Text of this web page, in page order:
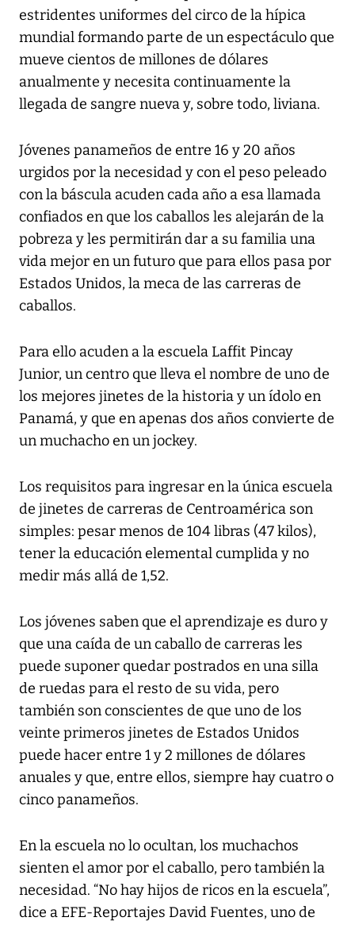
estridentes uniformes del circo de la hípica
mundial formando parte de un espectáculo que
mueve cientos de millones de dólares
anualmente y necesita continuamente la
llegada de sangre nueva y, sobre todo, liviana.
Jóvenes panameños de entre 16 y 20 años
urgidos por la necesidad y con el peso peleado
con la báscula acuden cada año a esa llamada
confiados en que los caballos les alejarán de la
pobreza y les permitirán dar a su familia una
vida mejor en un futuro que para ellos pasa por
Estados Unidos, la meca de las carreras de
caballos.
Para ello acuden a la escuela Laffit Pincay
Junior, un centro que lleva el nombre de uno de
los mejores jinetes de la historia y un ídolo en
Panamá, y que en apenas dos años convierte de
un muchacho en un jockey.
Los requisitos para ingresar en la única escuela
de jinetes de carreras de Centroamérica son
simples: pesar menos de 104 libras (47 kilos),
tener la educación elemental cumplida y no
medir más allá de 1,52.
Los jóvenes saben que el aprendizaje es duro y
que una caída de un caballo de carreras les
puede suponer quedar postrados en una silla
de ruedas para el resto de su vida, pero
también son conscientes de que uno de los
veinte primeros jinetes de Estados Unidos
puede hacer entre 1 y 2 millones de dólares
anuales y que, entre ellos, siempre hay cuatro o
cinco panameños.
En la escuela no lo ocultan, los muchachos
sienten el amor por el caballo, pero también la
necesidad. “No hay hijos de ricos en la escuela”,
dice a EFE-Reportajes David Fuentes, uno de